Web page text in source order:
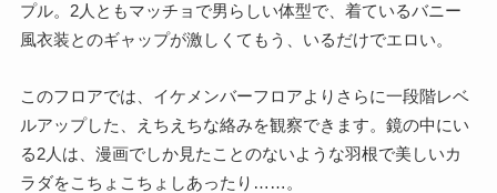
プル。2人ともマッチョで男らしい体型で、着ているバニー
風衣装とのギャップが激しくてもう、いるだけでエロい。
このフロアでは、イケメンバーフロアよりさらに一段階レベ
ルアップした、えちえちな絡みを観察できます。鏡の中にい
る2人は、漫画でしか見たことのないような羽根で美しいカ
ラダをこちょこちょしあったり……。